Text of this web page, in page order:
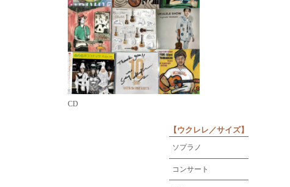
CD
【ウクレレ／サイズ】
ソプラノ
コンサート